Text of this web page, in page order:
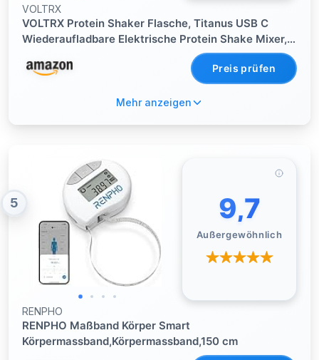
VOLTRX
VOLTRX Protein Shaker Flasche, Titanus USB C
Wiederaufladbare Elektrische Protein Shake Mixer,
Shaker Cups für Proteinshakes und
Mahlzeitenersatz Shakes, BPA Frei, 24ozPreis prüfen
Mehr anzeigen
5 9,7
Außergewöhnlich
RENPHO
RENPHO Maßband Körper Smart
Körpermassband,Körpermassband,150 cm